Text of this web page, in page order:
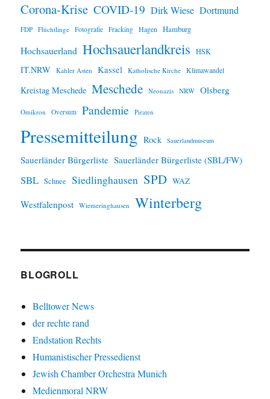
Corona-Krise COVID-19 Dirk Wiese Dortmund
FDP Flüchtlinge Fotografie Fracking Hagen Hamburg
Hochsauerland Hochsauerlandkreis HSK
IT.NRW Kahler Asten Kassel Katholische Kirche Klimawandel
Kreistag Meschede Meschede Neonazis NRW Olsberg
Omikron Oversum Pandemie Piraten
Pressemitteilung Rock Sauerlandmuseum
Sauerländer Bürgerliste Sauerländer Bürgerliste (SBL/FW)
SBL Schnee Siedlinghausen SPD WAZ
Westfalenpost Wiemeringhausen Winterberg
BLOGROLL
Belltower News
der rechte rand
Endstation Rechts
Humanistischer Pressedienst
Jewish Chamber Orchestra Munich
Medienmoral NRW